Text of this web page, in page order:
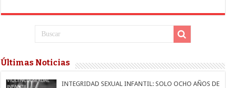
Últimas Noticias
INTEGRIDAD SEXUAL INFANTIL: SOLO OCHO AÑOS DE